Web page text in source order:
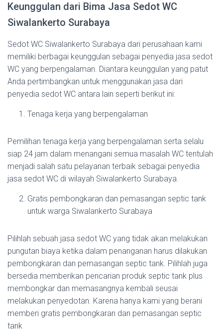
Keunggulan dari Bima Jasa Sedot WC
Siwalankerto Surabaya
Sedot WC Siwalankerto Surabaya dari perusahaan kami
memiliki berbagai keunggulan sebagai penyedia jasa sedot
WC yang berpengalaman. Diantara keunggulan yang patut
Anda pertimbangkan untuk menggunakan jasa dari
penyedia sedot WC antara lain seperti berikut ini:
Tenaga kerja yang berpengalaman
Pemilihan tenaga kerja yang berpengalaman serta selalu
siap 24 jam dalam menangani semua masalah WC tentulah
menjadi salah satu pelayanan terbaik sebagai penyedia
jasa sedot WC di wilayah Siwalankerto Surabaya.
Gratis pembongkaran dan pemasangan septic tank
untuk warga Siwalankerto Surabaya
Pilihlah sebuah jasa sedot WC yang tidak akan melakukan
pungutan biaya ketika dalam penanganan harus dilakukan
pembongkaran dan pemasangan septic tank. Pilihlah juga
bersedia memberikan pencarian produk septic tank plus
membongkar dan memasangnya kembali seusai
melakukan penyedotan. Karena hanya kami yang berani
memberi gratis pembongkaran dan pemasangan septic
tank